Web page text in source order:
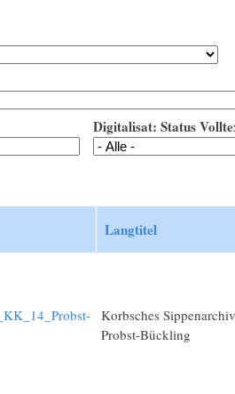
Digitalisat: Status
Langtitel
Korbsches
Probst-Bückling